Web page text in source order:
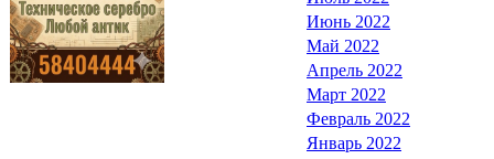
Июнь 2022
Май 2022
Апрель 2022
Март 2022
Февраль 2022
Январь 2022